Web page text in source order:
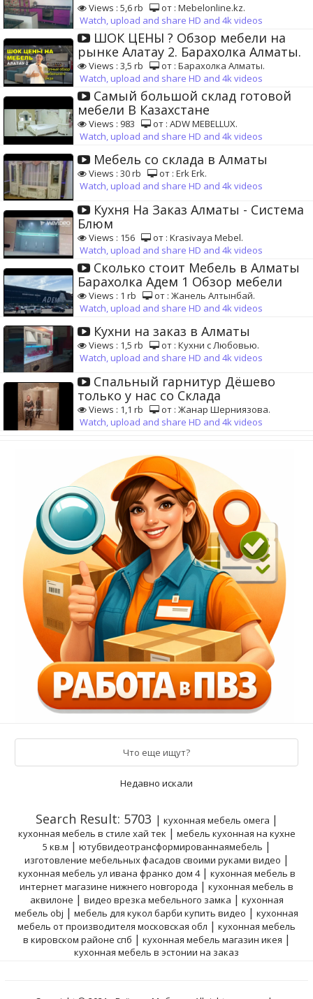
Views : 5,6 rb
от : Mebelonline.kz.
Watch, upload and share HD and 4k videos
ШОК ЦЕНЫ ? Обзор мебели на
рынке Алатау 2. Барахолка Алматы.
Views : 3,5 rb
от : Барахолка Алматы.
Watch, upload and share HD and 4k videos
Самый большой склад готовой
мебели В Казахстане
Views : 983
от : ADW MEBELLUX.
Watch, upload and share HD and 4k videos
Мебель со склада в Алматы
Views : 30 rb
от : Erk Erk.
Watch, upload and share HD and 4k videos
Кухня На Заказ Алматы - Система
Блюм
Views : 156
от : Krasivaya Mebel.
Watch, upload and share HD and 4k videos
Сколько стоит Мебель в Алматы
Барахолка Адем 1 Обзор мебели
Views : 1 rb
от : Жанель Алтынбай.
Watch, upload and share HD and 4k videos
Кухни на заказ в Алматы
Views : 1,5 rb
от : Кухни с Любовью.
Watch, upload and share HD and 4k videos
Спальный гарнитур Дёшево
только у нас со Склада
Views : 1,1 rb
от : Жанар Шерниязова.
Watch, upload and share HD and 4k videos
Что еще ищут?
Недавно искали
Search Result: 5703 | кухонная мебель омега |
кухонная мебель в стиле хай тек | мебель кухонная на кухне
5 кв.м | ютубвидеотрансформированнаямебель |
изготовление мебельных фасадов своими руками видео |
кухонная мебель ул ивана франко дом 4 | кухонная мебель в
интернет магазине нижнего новгорода | кухонная мебель в
аквилоне | видео врезка мебельного замка | кухонная
мебель obj | мебель для кукол барби купить видео | кухонная
мебель от производителя московская обл | кухонная мебель
в кировском районе спб | кухонная мебель магазин икея |
кухонная мебель в эстонии на заказ